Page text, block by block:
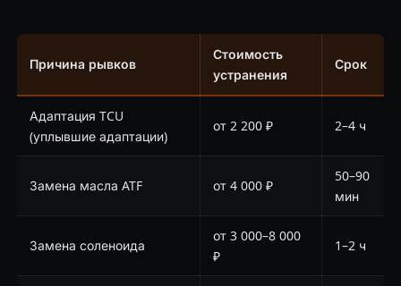
Причина рывков
Стоимость
устранения
Срок
Адаптация TCU
(уплывшие адаптации)
от 2 200 ₽ 2–4 ч
Замена масла ATF от 4 000 ₽
50–90
мин
Замена соленоида
от 3 000–8 000
₽
1–2 ч